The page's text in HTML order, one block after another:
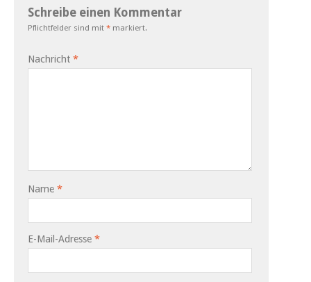
Schreibe einen Kommentar
Pflichtfelder sind mit * markiert.
Nachricht *
Name *
E-Mail-Adresse *